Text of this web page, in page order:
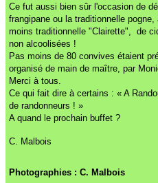
Ce fut aussi bien sûr l'occasion de
frangipane ou la traditionnelle
moins traditionnelle "Clairette", de
non alcoolisées !
Pas moins de 80 convives étaient
organisé de main de maître, par
Merci à tous.
Ce qui fait dire à certains : « A
de randonneurs ! »
A quand le prochain buffet ?
C. Malbois
Photographies : C. Malbois